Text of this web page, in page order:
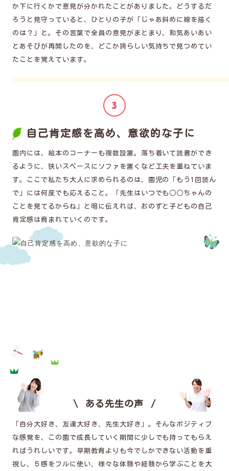
か下に行くかで意見が分かれたことがありました。どうするだ
ろうと見守っていると、ひとりの子が「じゃあ斜めに線を描く
のは？」と。その言葉で全員の意見がまとまり、和気あいあい
とあそびが再開したのを、どこか誇らしい気持ちで見つめてい
たことを覚えています。
自己肯定感を高め、意欲的な子に
園内には、絵本のコーナーも複数設置。落ち着いて読書ができ
るように、狭いスペースにソファを置くなど工夫を重ねていま
す。ここで私たち大人に求められるのは、園児の「もう1回読ん
で」には何度でも応えること。「先生はいつでも○○ちゃんの
ことを見てるからね」と暗に伝えれば、おのずと子どもの自己
肯定感は育まれていくのです。
ある先生の声
「自分大好き、友達大好き、先生大好き」。そんなポジティブ
な感覚を、この園で成長していく期間に少しでも持ってもらえ
ればうれしいです。早期教育よりも今でしかできない活動を重
視し、５感をフルに使い、様々な体験や経験から学ぶことを大